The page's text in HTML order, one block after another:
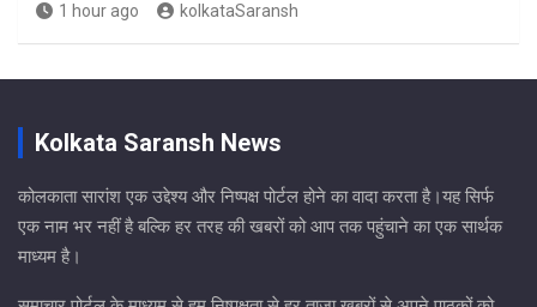
1 hour ago kolkataSaransh
Kolkata Saransh News
कोलकाता सारांश एक उद्देश्य और निष्पक्ष पोर्टल होने का वादा करता है।यह सिर्फ
एक नाम भर नहीं है बल्कि हर तरह की खबरों को आप तक पहुंचाने का एक सार्थक
माध्यम है।